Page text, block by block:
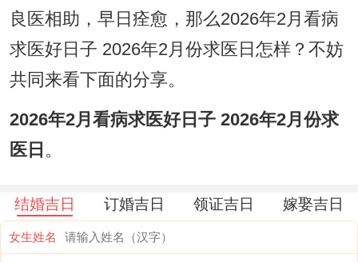
良医相助，早日痊愈，那么2026年2月看病
求医好日子 2026年2月份求医日怎样？不妨
共同来看下面的分享。
2026年2月看病求医好日子 2026年2月份求
医日 。
结婚吉日 订婚吉日 领证吉日 嫁娶吉日
女生姓名